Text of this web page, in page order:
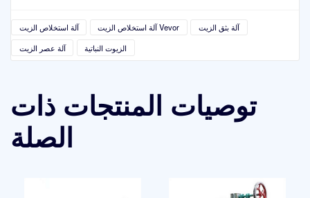
آلة استخلاص الزيت آلة استخلاص الزيت Vevor
آلة بثق الزيت
آلة عصر الزيت
الزيوت النباتية
توصيات المنتجات ذات
الصلة